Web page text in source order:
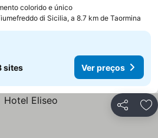
colorido e únicoVer preços
di Sicilia, a 8.7 km de Taormina
sites Ver preços
Partilhar